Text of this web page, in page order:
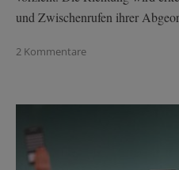
und Zwischenrufen ihrer
2 Kommentare